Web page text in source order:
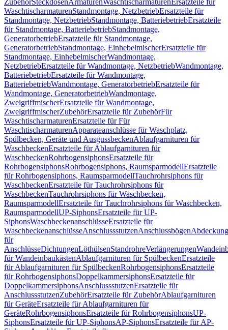
ZubehörSteckdosenArmaturenWaschtischarmaturen Ersatzteile für
WaschtischarmaturenStandmontage, NetzbetriebErsatzteile für
Standmontage, NetzbetriebStandmontage, BatteriebetriebErsatzteile
für Standmontage, BatteriebetriebStandmontage,
GeneratorbetriebErsatzteile für Standmontage,
GeneratorbetriebStandmontage, EinhebelmischerErsatzteile für
Standmontage, EinhebelmischerWandmontage,
NetzbetriebErsatzteile für Wandmontage, NetzbetriebWandmontage,
BatteriebetriebErsatzteile für Wandmontage,
BatteriebetriebWandmontage, GeneratorbetriebErsatzteile für
Wandmontage, GeneratorbetriebWandmontage,
ZweigriffmischerErsatzteile für Wandmontage,
ZweigriffmischerZubehörErsatzteile für ZubehörFür
WaschtischarmaturenErsatzteile für Für
WaschtischarmaturenApparateanschlüsse für Waschplatz,
Spülbecken, Geräte und AusgussbeckenAblaufgarnituren für
WaschbeckenErsatzteile für Ablaufgarnituren für
WaschbeckenRohrbogensiphonsErsatzteile für
RohrbogensiphonsRohrbogensiphons, RaumsparmodellErsatzteile
für Rohrbogensiphons, RaumsparmodellTauchrohrsiphons für
WaschbeckenErsatzteile für Tauchrohrsiphons für
WaschbeckenTauchrohrsiphons für Waschbecken,
RaumsparmodellErsatzteile für Tauchrohrsiphons für Waschbecken,
RaumsparmodellUP-SiphonsErsatzteile für UP-
SiphonsWaschbeckenanschlüsseErsatzteile für
WaschbeckenanschlüsseAnschlussstutzenAnschlussbögen
für
AnschlüsseDichtungenLöthülsenStandrohreVerlängerungen
für WandeinbaukästenAblaufgarnituren für SpülbeckenErsatzteile
für Ablaufgarnituren für SpülbeckenRohrbogensiphonsErsatzteile
für RohrbogensiphonsDoppelkammersiphonsErsatzteile für
DoppelkammersiphonsAnschlussstutzenErsatzteile für
AnschlussstutzenZubehörErsatzteile für ZubehörAblaufgarnituren
für GeräteErsatzteile für Ablaufgarnituren für
GeräteRohrbogensiphonsErsatzteile für RohrbogensiphonsUP-
SiphonsErsatzteile für UP-SiphonsAP-SiphonsErsatzteile für AP-